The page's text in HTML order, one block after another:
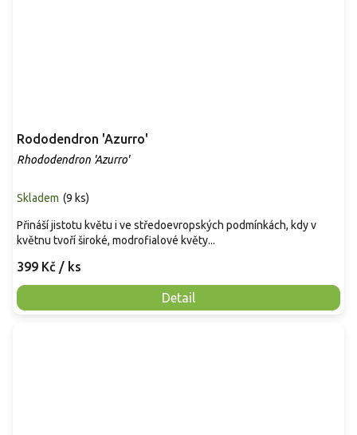
Rododendron 'Azurro'
Rhododendron 'Azurro'
Skladem (9 ks)
399 Kč / ks
Detail
Přináší jistotu květu i ve středoevropských podmínkách, kdy v
květnu tvoří široké, modrofialové květy...